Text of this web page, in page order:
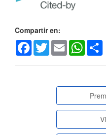
artículo
Compartir en:
Facebook
Twitter Email